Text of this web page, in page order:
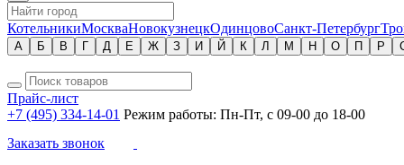
КотельникиМоскваНовокузнецкОдинцовоСанкт-Петербург
А Б В Г Д Е Ж З И Й К Л М Н О П Р
Прайс-лист
+7 (495) 334-14-01 Режим работы: Пн-Пт, с 09-00 до 18-00
Заказать звонок